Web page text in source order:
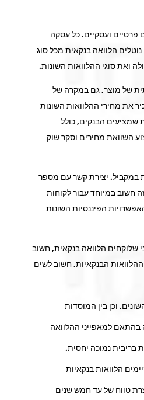
פרטיים ועסקיים. כל עסקה
הלוואה בנקאית מכל סוג
ואת סוגי ההלוואות השונות.
של מוצר, גם במקרה של
את מחירי ההלוואות השונות
שמציעים הבנקים, כולל
השוואת מחירים וסקר שוק
במקביל. יצירת קשר עם מספר
חשוב במיוחד עבור לקוחות
הפיננסיות השונות
שלוקחים הלוואה בנקאית, חשוב
הבנקאיות, חשוב לשים
וכן בין המוסדות
בהתאם למאפייני ההלוואה
בריבית נמוכה יחסית.
הלוואות בנקאיות
טווח של עד חמש שנים